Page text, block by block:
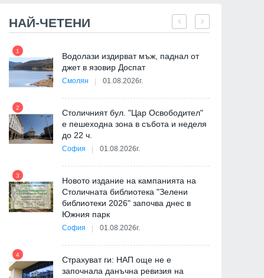
НАЙ-ЧЕТЕНИ
1
Водолази издирват мъж, паднал от
джет в язовир Доспат
Смолян 01.08.2026г.
2
Столичният бул. "Цар Освободител"
е пешеходна зона в събота и неделя
до 22 ч.
София 01.08.2026г.
3
Новото издание на кампанията на
Столичната библиотека "Зелени
библиотеки 2026" започва днес в
Южния парк
София 01.08.2026г.
4
Страхуват ги: НАП още не е
започнала данъчна ревизия на